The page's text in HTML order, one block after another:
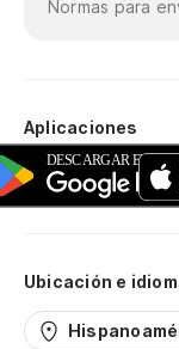
Normas para
Aplicaciones
Ubicación e